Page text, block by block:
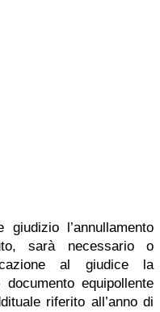
l’annullamento
sarà necessario o
al giudice la
equipollente
riferito all’anno di